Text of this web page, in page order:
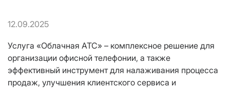
12.09.2025
Услуга «Облачная АТС» – комплексное решение для
организации офисной телефонии, а также
эффективный инструмент для налаживания процесса
продаж, улучшения клиентского сервиса и